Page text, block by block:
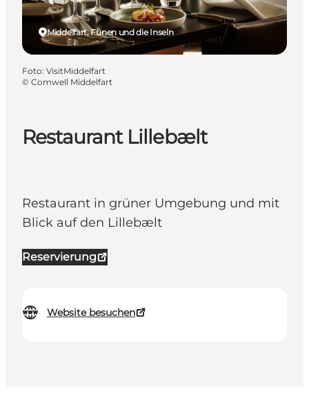
Restaurant Lillebælt
Restaurant in grüner Umgebung und mit
Blick auf den Lillebælt
Reservierung
Website besuchen
Middelfart, Fünen und die Inseln
Foto: VisitMiddelfart
© Comwell Middelfart